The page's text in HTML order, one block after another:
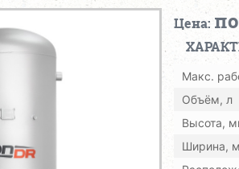
Цена:
Макс.
Объём, л
Высота,
Ширина,